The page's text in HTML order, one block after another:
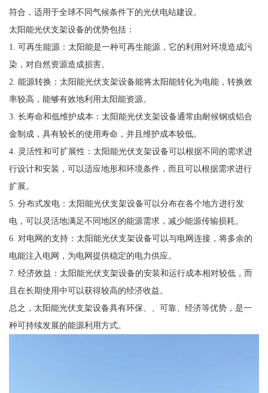
符合，适用于全球不同气候条件下的光伏电站建设。
太阳能光伏支架设备的优势包括：
1. 可再生能源：太阳能是一种可再生能源，它的利用对环境造成污
染，对自然资源造成损害。
2. 能源转换：太阳能光伏支架设备能将太阳能转化为电能，转换效
率较高，能够有效地利用太阳能资源。
3. 长寿命和低维护成本：太阳能光伏支架设备通常由耐候钢或铝合
金制成，具有较长的使用寿命，并且维护成本较低。
4. 灵活性和可扩展性：太阳能光伏支架设备可以根据不同的需求进
行设计和安装，可以适应地形和环境条件，而且可以根据需求进行
扩展。
5. 分布式发电：太阳能光伏支架设备可以分布在各个地方进行发
电，可以灵活地满足不同地区的能源需求，减少能源传输损耗。
6. 对电网的支持：太阳能光伏支架设备可以与电网连接，将多余的
电能注入电网，为电网提供稳定的电力供应。
7. 经济效益：太阳能光伏支架设备的安装和运行成本相对较低，而
且在长期使用中可以获得较高的经济收益。
总之，太阳能光伏支架设备具有环保、、可靠、经济等优势，是一
种可持续发展的能源利用方式。